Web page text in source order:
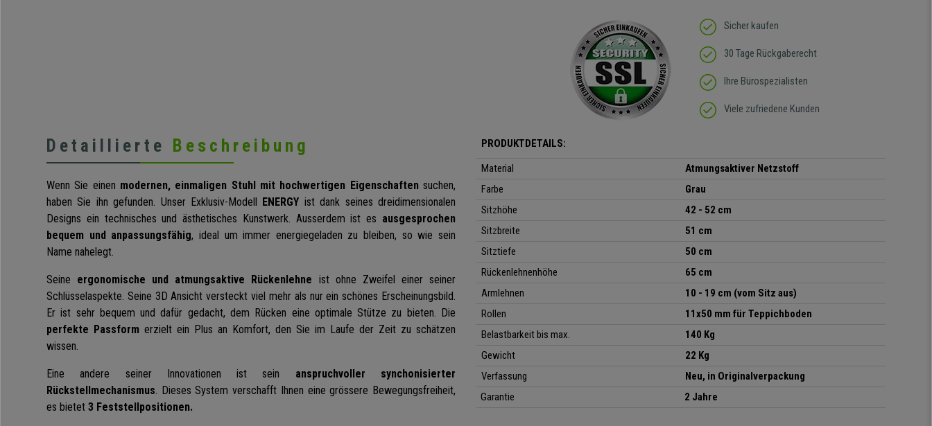
Sicher kaufen
30 Tage Rückgaberecht
Ihre Bürospezialisten
Viele zufriedene Kunden
Detaillierte Beschreibung
Wenn Sie einen modernen, einmaligen Stuhl mit hochwertigen Eigenschaftensuchen,
haben Sie ihn gefunden. Unser Exklusiv-Modell ENERGY ist dank seines dreidimensionalen
Designs ein technisches und ästhetisches Kunstwerk. Ausserdem ist es ausgesprochen
bequem und anpassungsfähig, ideal um immer energiegeladen zu bleiben, so wie sein
Name nahelegt.
Seine ergonomische und atmungsaktive Rückenlehne ist ohne Zweifel einer seiner
Schlüsselaspekte. Seine 3D Ansicht versteckt viel mehr als nur ein schönes Erscheinungsbild.
Er ist sehr bequem und dafür gedacht, dem Rücken eine optimale Stütze zu bieten. Die
perfekte Passform erzielt ein Plus an Komfort, den Sie im Laufe der Zeit zu schätzen
wissen.
Eine andere seiner Innovationen ist sein anspruchvoller synchonisierter
Rückstellmechanismus. Dieses System verschafft Ihnen eine grössere Bewegungsfreiheit,
es bietet 3 Feststellpositionen.
PRODUKTDETAILS:
Material
Atmungsaktiver Netzstoff
Farbe
Grau
Sitzhöhe
42 - 52 cm
Sitzbreite
51 cm
Sitztiefe
50 cm
Rückenlehnenhöhe
65 cm
Armlehnen
10 - 19 cm (vom Sitz aus)
Rollen
11x50 mm für Teppichboden
Belastbarkeit bis max.
140 Kg
Gewicht
22 Kg
Verfassung
Neu, in Originalverpackung
Garantie
2 Jahre